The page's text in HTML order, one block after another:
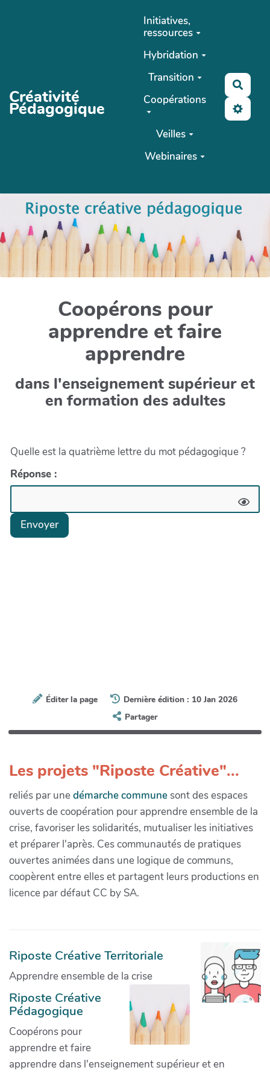
Créativité
Pédagogique
Initiatives,
ressources
Hybridation
Transition
Coopérations
Veilles
Webinaires
Coopérons pour
apprendre et faire
apprendre
dans l'enseignement supérieur et
en formation des adultes
Quelle est la quatrième lettre du mot pédagogique ?
Réponse :
Envoyer
Éditer la page
Dernière édition : 10 Jan 2026
Partager